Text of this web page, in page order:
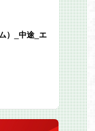
）_中途_エ